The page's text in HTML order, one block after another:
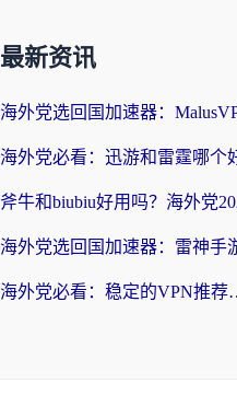
最新资讯
海外党必看：稳定的VPN推